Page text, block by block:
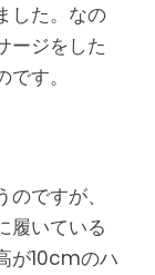
した。なの
ージをした
す。
ですが、
履いている
が10cmのハ